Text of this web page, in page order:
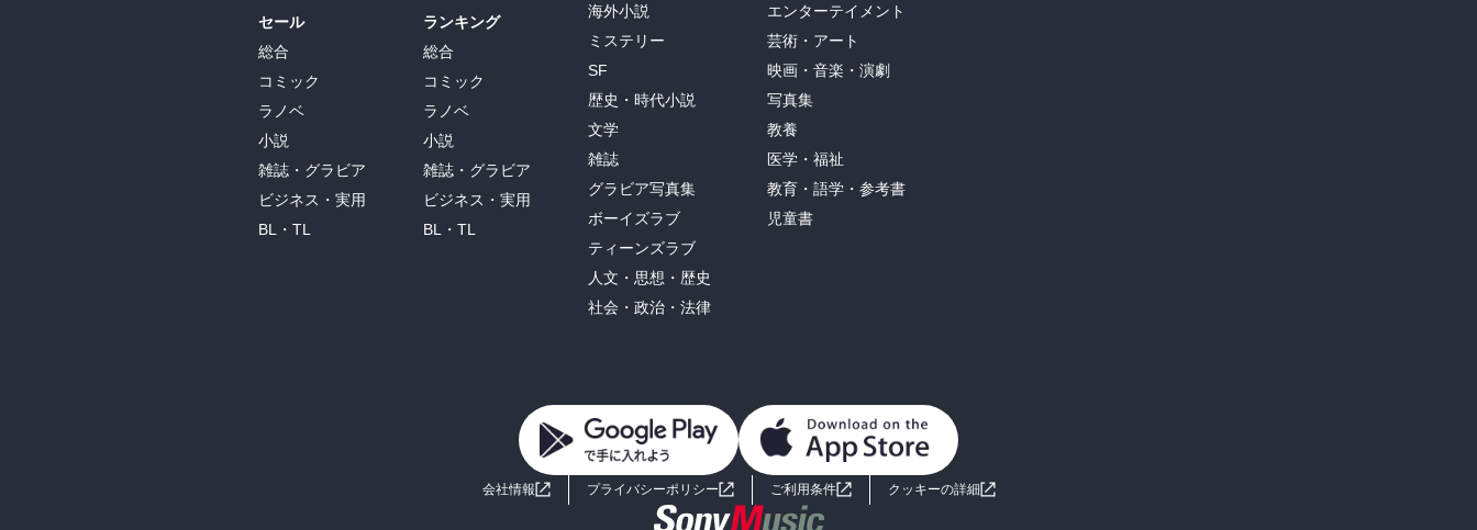
セール
総合
コミック
ラノベ
小説
雑誌・グラビア
ビジネス・実用
BL・TL
ランキング
総合
コミック
ラノベ
小説
雑誌・グラビア
ビジネス・実用
BL・TL
海外小説
ミステリー
SF
歴史・時代小説
文学
雑誌
グラビア写真集
ボーイズラブ
ティーンズラブ
人文・思想・歴史
社会・政治・法律
エンターテイメント
芸術・アート
映画・音楽・演劇
写真集
教養
医学・福祉
教育・語学・参考書
児童書
会社情報 プライバシーポリシー ご利用条件 クッキーの詳細